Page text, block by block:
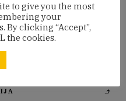
.
to give you the most
your
By clicking “Accept”,
the cookies.